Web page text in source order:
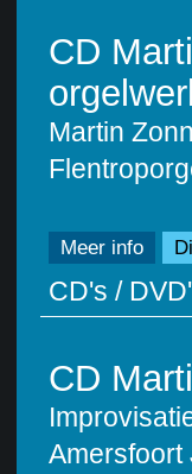
CD
Martin
Meer info
CD's /
CD
Amersfoort